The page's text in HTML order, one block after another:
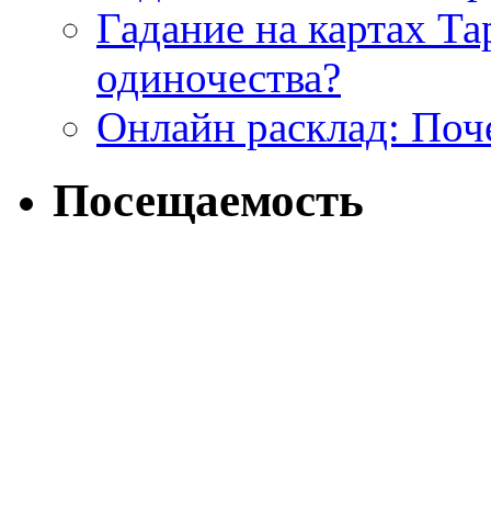
Гадание на картах
одиночества?
Онлайн расклад:
Посещаемость